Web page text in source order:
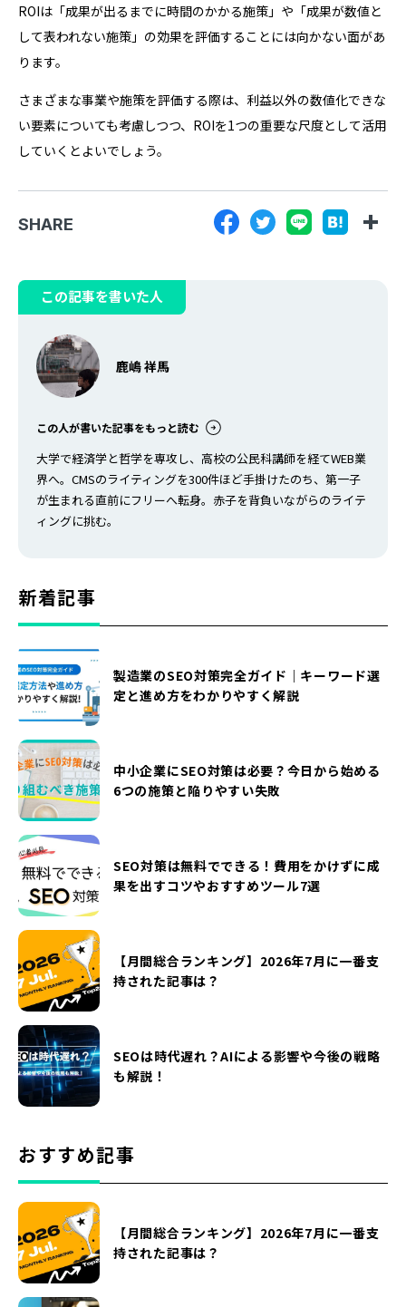
ROIは「成果が出るまでに時間のかかる施策」や「成果が数値と
して表われない施策」の効果を評価することには向かない面があ
ります。
さまざまな事業や施策を評価する際は、利益以外の数値化できな
い要素についても考慮しつつ、ROIを1つの重要な尺度として活用
していくとよいでしょう。
SHARE
この記事を書いた人
鹿嶋 祥馬
この人が書いた記事をもっと読む
大学で経済学と哲学を専攻し、高校の公民科講師を経てWEB業
界へ。CMSのライティングを300件ほど手掛けたのち、第一子
が生まれる直前にフリーへ転身。赤子を背負いながらのライテ
ィングに挑む。
新着記事
製造業のSEO対策完全ガイド｜キーワード選
定と進め方をわかりやすく解説
中小企業にSEO対策は必要？今日から始める
6つの施策と陥りやすい失敗
SEO対策は無料でできる！費用をかけずに成
果を出すコツやおすすめツール7選
【月間総合ランキング】2026年7月に一番支
持された記事は？
SEOは時代遅れ？AIによる影響や今後の戦略
も解説！
おすすめ記事
【月間総合ランキング】2026年7月に一番支
持された記事は？